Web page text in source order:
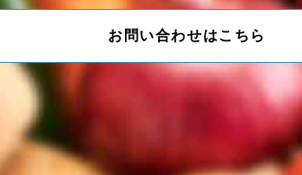
お問い合わせはこちら